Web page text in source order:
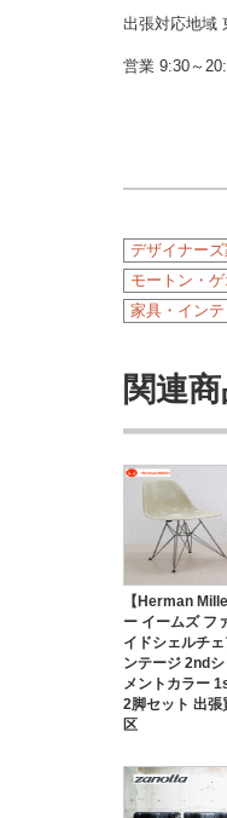
出張対応地域
営業 9:30～
デザイナー
モートン・
家具・イン
関連
【Herman
ー イームズ フ
イドシェルチ
ンテージ 2nd
メントカラー
2脚セット 出張
区